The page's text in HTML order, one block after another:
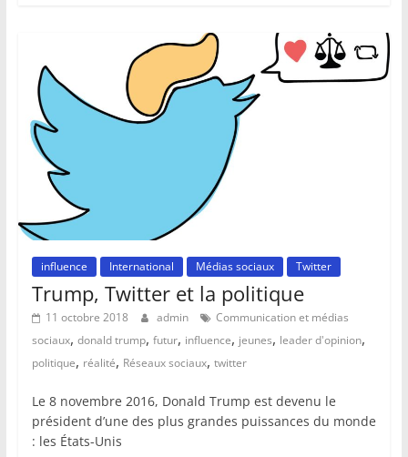
influence International Médias sociaux Twitter
Trump, Twitter et la politique
11 octobre 2018 admin
Communication et médias
sociaux, donald trump, futur, influence, jeunes, leader d'opinion,
politique, réalité, Réseaux sociaux, twitter
Le 8 novembre 2016, Donald Trump est devenu le
président d’une des plus grandes puissances du monde
: les États-Unis